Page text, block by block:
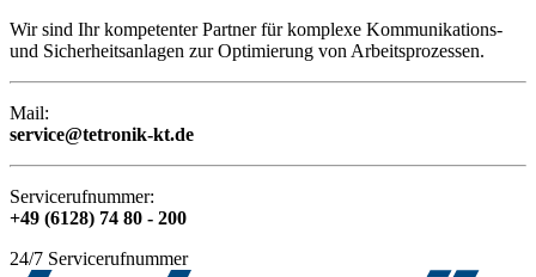
Wir sind Ihr kompetenter Partner für komplexe Kommunikations-
und Sicherheitsanlagen zur Optimierung von Arbeitsprozessen.
Mail:
service@tetronik-kt.de
Servicerufnummer:
+49 (6128) 74 80 - 200
24/7 Servicerufnummer